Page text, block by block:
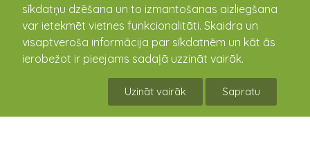
sīkdatņu dzēšana un to izmantošanas aizliegšana
var ietekmēt vietnes funkcionalitāti. Skaidra un
visaptveroša informācija par sīkdatnēm un kāt ās
ierobežot ir pieejams sadaļā uzzināt vairāk.
Uzināt vairāk Sapratu
spēcināts ar